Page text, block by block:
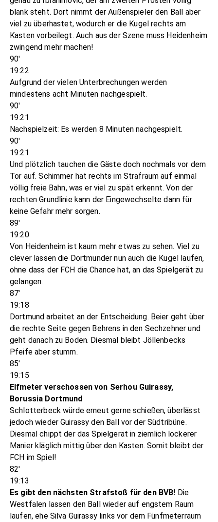
blank steht. Dort nimmt der Außenspieler den Ball aber
viel zu überhastet, wodurch er die Kugel rechts am
Kasten vorbeilegt. Auch aus der Szene muss Heidenheim
zwingend mehr machen!
90'
19:22
Aufgrund der vielen Unterbrechungen werden
mindestens acht Minuten nachgespielt.
90'
19:21
Nachspielzeit: Es werden 8 Minuten nachgespielt.
90'
19:21
Und plötzlich tauchen die Gäste doch nochmals vor dem
Tor auf. Schimmer hat rechts im Strafraum auf einmal
völlig freie Bahn, was er viel zu spät erkennt. Von der
rechten Grundlinie kann der Eingewechselte dann für
keine Gefahr mehr sorgen.
89'
19:20
Von Heidenheim ist kaum mehr etwas zu sehen. Viel zu
clever lassen die Dortmunder nun auch die Kugel laufen,
ohne dass der FCH die Chance hat, an das Spielgerät zu
gelangen.
87'
19:18
Dortmund arbeitet an der Entscheidung. Beier geht über
die rechte Seite gegen Behrens in den Sechzehner und
geht danach zu Boden. Diesmal bleibt Jöllenbecks
Pfeife aber stumm.
85'
19:15
Elfmeter verschossen von Serhou Guirassy,
Borussia Dortmund
Schlotterbeck würde erneut gerne schießen, überlässt
jedoch wieder Guirassy den Ball vor der Südtribüne.
Diesmal chippt der das Spielgerät in ziemlich lockerer
Manier kläglich mittig über den Kasten. Somit bleibt der
FCH im Spiel!
82'
19:13
Es gibt den nächsten Strafstoß für den BVB! Die
Westfalen lassen den Ball wieder auf engstem Raum
laufen, ehe Silva Guirassy links vor dem Fünfmeterraum